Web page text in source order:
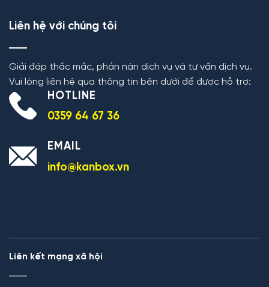
Liên hệ với chúng tôi
Giải đáp thắc mắc, phản nàn dịch vụ và tư vấn dịch vụ.
Vui lòng liên hệ qua thông tin bên dưới để được hỗ trợ:
HOTLINE
0359 64 67 36
EMAIL
info@kanbox.vn
Liên kết mạng xã hội